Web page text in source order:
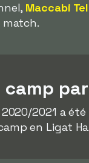
Maccabi
2021 a été
en Ligat